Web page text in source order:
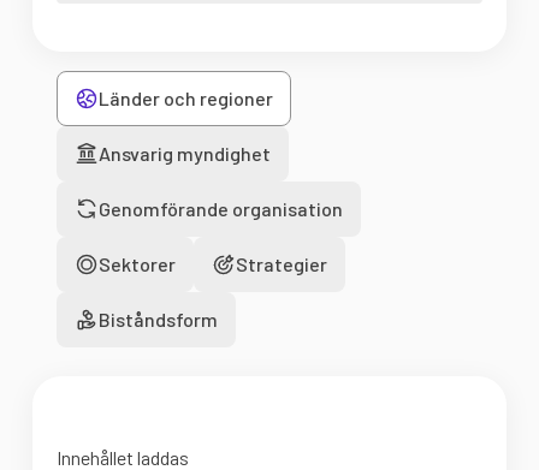
Länder och regioner
Ansvarig myndighet
Genomförande organisation
Sektorer Strategier
Biståndsform
Innehållet laddas